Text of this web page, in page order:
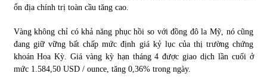
ổn địa chính trị toàn cầu tăng cao.
Vàng không chỉ có khả năng phục hồi so với đồng đô la Mỹ, nó cũng
đang giữ vững bất chấp mức định giá kỷ lục của thị trường chứng
khoán Hoa Kỳ. Giá vàng kỳ hạn tháng 4 được giao dịch lần cuối ở
mức 1.584,50 USD / ounce, tăng 0,36% trong ngày.